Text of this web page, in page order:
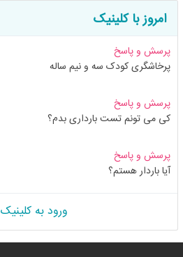
امروز با کلینیک
پرسش و پاسخ
پرخاشگری کودک سه و نیم ساله
پرسش و پاسخ
کی می تونم تست بارداری بدم؟
پرسش و پاسخ
آیا باردار هستم؟
ورود به کلینیک